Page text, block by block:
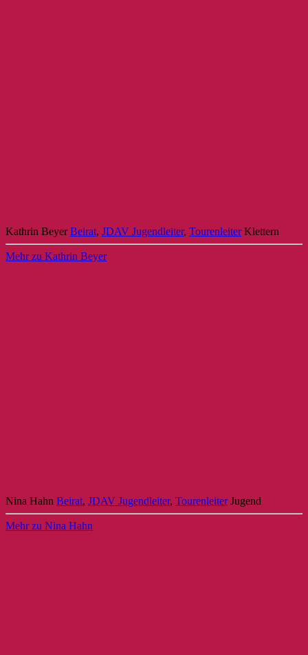
Kathrin Beyer Beirat, JDAV Jugendleiter, Tourenleiter Klettern
Mehr zu Kathrin Beyer
Nina Hahn Beirat, JDAV Jugendleiter, Tourenleiter Jugend
Mehr zu Nina Hahn